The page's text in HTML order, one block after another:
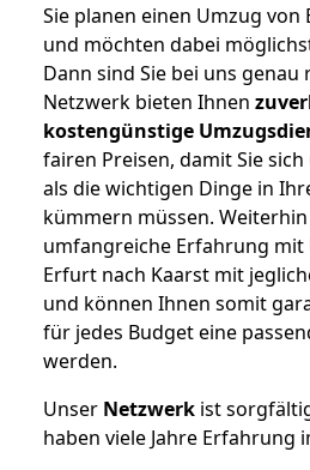
Sie planen einen Umzug
und möchten dabei
Dann sind Sie bei uns genau
Netzwerk bieten Ihnen
kostengünstige
fairen Preisen, damit Sie
als die wichtigen Dinge in
kümmern müssen.
umfangreiche Erfahrung mit
Erfurt nach Kaarst mit
und können Ihnen somit
für jedes Budget eine
werden.
Unser Netzwerk ist
haben viele Jahre Erfahrung